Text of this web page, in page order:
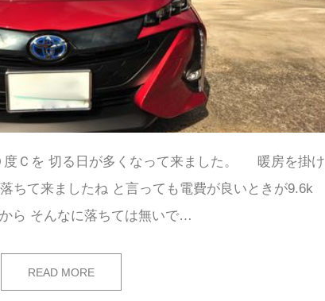
度Ｃを 切る日が多くなって来ました。 暖房を掛け
ちて来ましたね と言っても電費が良いときが9.6k
ら そんなに落ちては無いで…
READ MORE